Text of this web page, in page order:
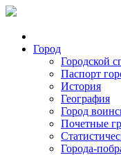
Город
Городской
Паспорт
История
География
Город
Почетные
Города-